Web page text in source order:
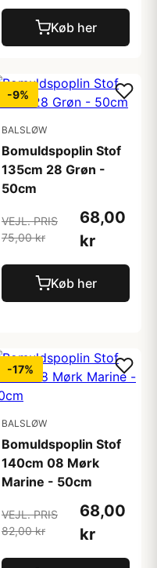
Køb her
-9%
BALSLØW
Bomuldspoplin Stof
135cm 28 Grøn -
50cm
VEJL. PRIS
75,00 kr
68,00
kr
Køb her
-17%
BALSLØW
Bomuldspoplin Stof
140cm 08 Mørk
Marine - 50cm
VEJL. PRIS
82,00 kr
68,00
kr